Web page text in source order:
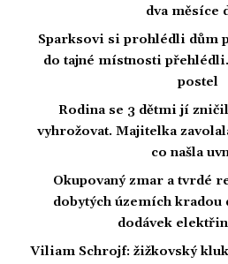
dva měsíce
Sparksovi si prohlédli dům
do tajné místnosti
postel
Rodina se 3 dětmi jí
vyhrožovat. Majitelka
co našla
Okupovaný zmar a tvrdé
dobytých územích
dodávek
Viliam Schrojf: žižkovský